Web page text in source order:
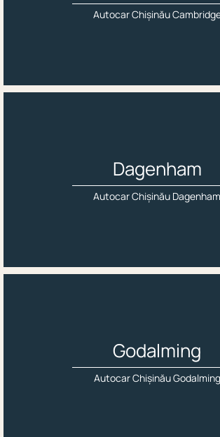
Autocar Chișinău
Dagenham
Autocar Chișinău Dagenham
Godalming
Autocar Chișinău Godalming